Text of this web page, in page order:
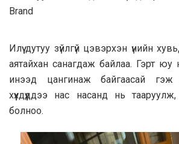
Brand
Илүү дутуу зүйлгүй цэвэрхэн үнийн
аятайхан санагдаж байлаа. Гэрт юу
инээд цангинаж байгаасай гэж
хүүхдүүддээ нас насанд нь
болноо.